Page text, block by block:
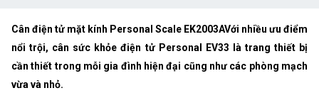
Cân điện tử mặt kính Personal Scale EK2003AVới nhiều ưu điểm
nổi trội, cân sức khỏe điện tử Personal EV33 là trang thiết bị
cần thiết trong mỗi gia đình hiện đại cũng như các phòng mạch
vừa và nhỏ.